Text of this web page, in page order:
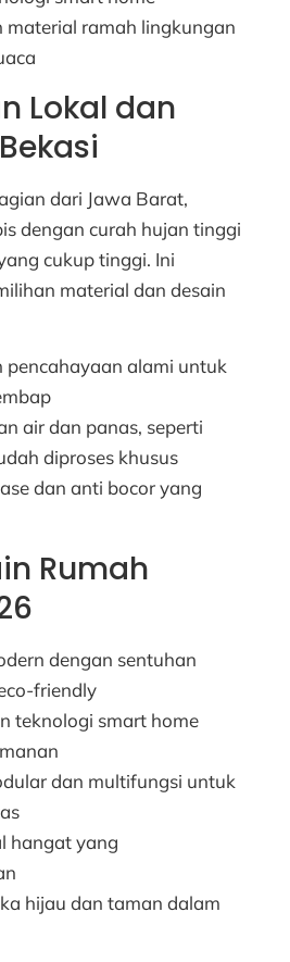
material ramah lingkungan
Lokal dan
dari Jawa Barat,
dengan curah hujan tinggi
cukup tinggi. Ini
material dan desain
pencahayaan alami untuk
air dan panas, seperti
diproses khusus
dan anti bocor yang
Rumah
dengan sentuhan
friendly
teknologi smart home
dan multifungsi untuk
hangat yang
hijau dan taman dalam